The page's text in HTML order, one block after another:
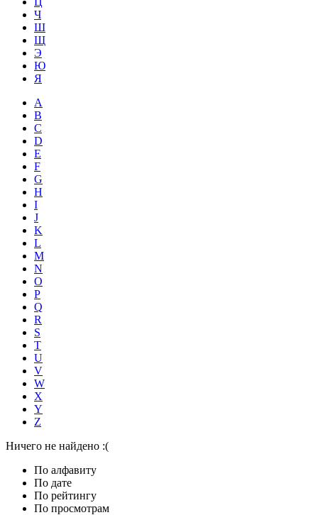
Ч
Ш
Щ
Э
Ю
Я
A
B
C
D
E
F
G
H
I
J
K
L
M
N
O
P
Q
R
S
T
U
V
W
X
Y
Z
Ничего не найдено :(
По алфавиту
По дате
По рейтингу
По просмотрам